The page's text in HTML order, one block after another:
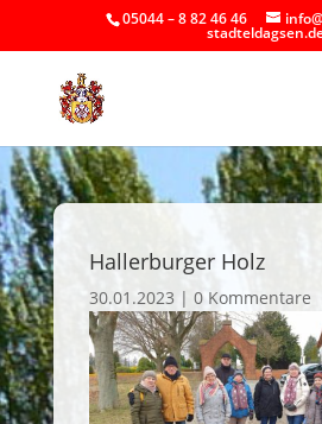
05044 – 8 82 46 46
Hallerburger Holz
30.01.2023 | 0 Kommentare